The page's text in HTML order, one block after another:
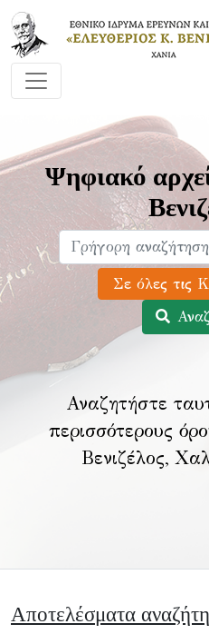
Ψηφιακό
Αναζητήστε
περισσότερους
Βενιζέλος,
Αποτελέσματα